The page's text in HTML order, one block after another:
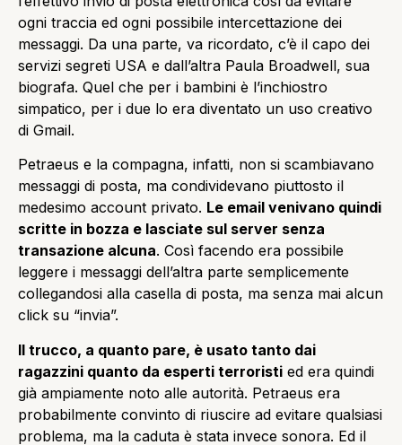
ogni traccia ed ogni possibile intercettazione dei
messaggi. Da una parte, va ricordato, c’è il capo dei
servizi segreti USA e dall’altra Paula Broadwell, sua
biografa. Quel che per i bambini è l’inchiostro
simpatico, per i due lo era diventato un uso creativo
di Gmail.
Petraeus e la compagna, infatti, non si scambiavano
messaggi di posta, ma condividevano piuttosto il
medesimo account privato. Le email venivano quindi
scritte in bozza e lasciate sul server senza
transazione alcuna. Così facendo era possibile
leggere i messaggi dell’altra parte semplicemente
collegandosi alla casella di posta, ma senza mai alcun
click su “invia”.
Il trucco, a quanto pare, è usato tanto dai
ragazzini quanto da esperti terroristi ed era quindi
già ampiamente noto alle autorità. Petraeus era
probabilmente convinto di riuscire ad evitare qualsiasi
problema, ma la caduta è stata invece sonora. Ed il